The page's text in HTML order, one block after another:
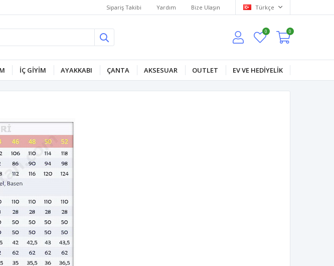
Sipariş Takibi Yardım Bize Ulaşın Türkçe
0 0
İÇ GİYİM AYAKKABI ÇANTA AKSESUAR OUTLET EV VE HEDİYELİK